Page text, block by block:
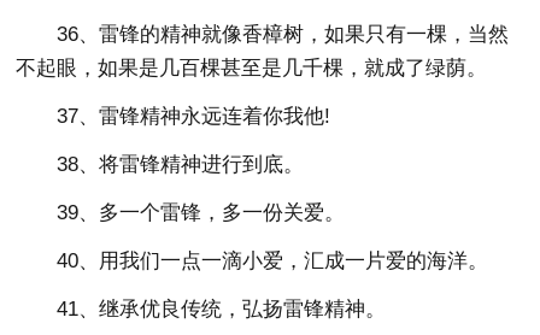
36、雷锋的精神就像香樟树，如果只有一棵，当然
不起眼，如果是几百棵甚至是几千棵，就成了绿荫。
37、雷锋精神永远连着你我他!
38、将雷锋精神进行到底。
39、多一个雷锋，多一份关爱。
40、用我们一点一滴小爱，汇成一片爱的海洋。
41、继承优良传统，弘扬雷锋精神。